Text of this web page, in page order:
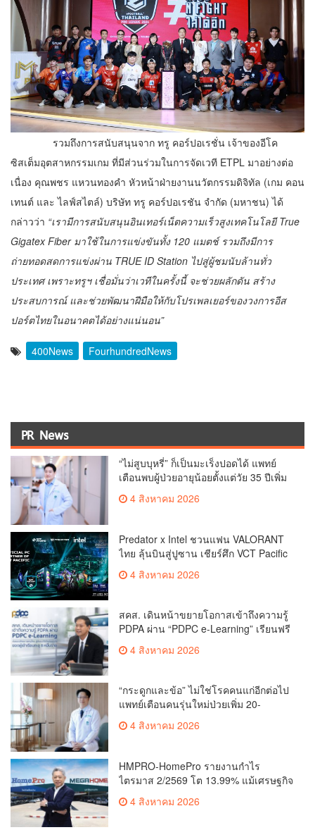
รวมถึงการสนับสนุนจาก ทรู คอร์ปอเรชั่น เจ้าของอีโค
ซิสเต็มอุตสาหกรรมเกม ที่มีส่วนร่วมในการจัดเวที ETPL มาอย่างต่อ
เนื่อง คุณพชร แหวนทองคำ หัวหน้าฝ่ายงานนวัตกรรมดิจิทัล (เกม คอน
เทนต์ และ ไลฟ์สไตล์) บริษัท ทรู คอร์ปอเรชัน จำกัด (มหาชน) ได้
กล่าวว่า “เรามีการสนับสนุนอินเทอร์เน็ตความเร็วสูงเทคโนโลยี True
Gigatex Fiber มาใช้ในการแข่งขันทั้ง 120 แมตช์ รวมถึงมีการ
ถ่ายทอดสดการแข่งผ่าน TRUE ID Station ไปสู่ผู้ชมนับล้านทั่ว
ประเทศ เพราะทรูฯ เชื่อมั่นว่าเวทีในครั้งนี้ จะช่วยผลักดัน สร้าง
ประสบการณ์ และช่วยพัฒนาฝีมือให้กับโปรเพลเยอร์ของวงการอีส
ปอร์ตไทยในอนาคตได้อย่างแน่นอน”
400News FourhundredNews
PR News
“ไม่สูบบุหรี่” ก็เป็นมะเร็งปอดได้ แพทย์
เตือนพบผู้ป่วยอายุน้อยตั้งแต่วัย 35 ปีเพิ่ม
ขึ้นคนไทยกว่า 70% รู้ตัวเมื่อโรคลุกลาม
4 สิงหาคม 2026
Predator x Intel ชวนแฟน VALORANT
ไทย ลุ้นบินสู่ปูซาน เชียร์ศึก VCT Pacific
x Intel ชวนแฟน VALORANT ไทย ลุ้นบิน
สุดพิเศษตลอดทัวร์นาเมนต์
4 สิงหาคม 2026
สคส. เดินหน้าขยายโอกาสเข้าถึงความรู้
PDPA ผ่าน “PDPC e-Learning” เรียนฟรี
ทุกที่ ทุกเวลา พร้อมประกาศนียบัตร ต่อย
อดศักยภาพคนไทยสู่สังคมดิจิทัลปลอดภัย
แล้ว
4 สิงหาคม 2026
“กระดูกและข้อ” ไม่ใช่โรคคนแก่อีกต่อไป
แพทย์เตือนคนรุ่นใหม่ป่วยเพิ่ม 20-
30% เสี่ยง ‘ข้อเข่าเสื่อมก่อนวัย’ จาก
กระแสกีฬา
4 สิงหาคม 2026
HMPRO-HomePro รายงานกำไร
ไตรมาส 2/2569 โต 13.99% แม้เศรษฐกิจ
Private Brand ดัน Gross Margin เพิ่มขึ้น
4 สิงหาคม 2026